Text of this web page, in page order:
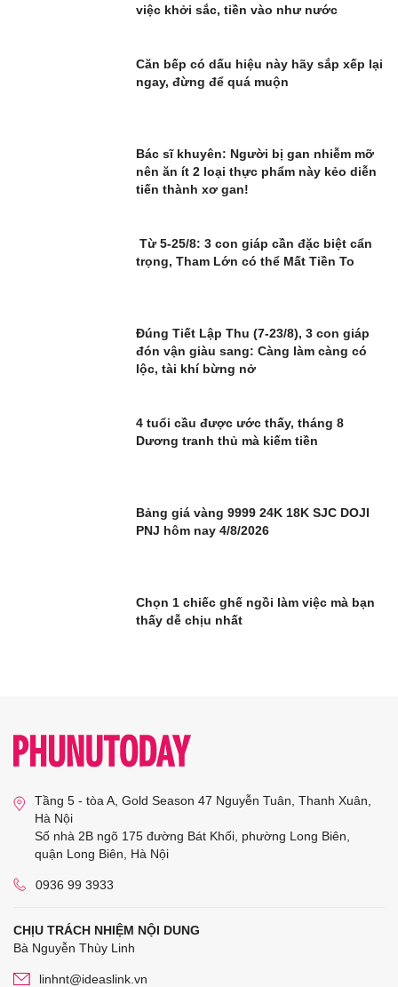
việc khởi sắc, tiền vào như nước
Căn bếp có dấu hiệu này hãy sắp xếp lại
ngay, đừng để quá muộn
Bác sĩ khuyên: Người bị gan nhiễm mỡ
nên ăn ít 2 loại thực phẩm này kẻo diễn
tiến thành xơ gan!
Từ 5-25/8: 3 con giáp cần đặc biệt cẩn
trọng, Tham Lớn có thể Mất Tiền To
Đúng Tiết Lập Thu (7-23/8), 3 con giáp
đón vận giàu sang: Càng làm càng có
lộc, tài khí bừng nở
4 tuổi cầu được ước thấy, tháng 8
Dương tranh thủ mà kiếm tiền
Bảng giá vàng 9999 24K 18K SJC DOJI
PNJ hôm nay 4/8/2026
Chọn 1 chiếc ghế ngồi làm việc mà bạn
thấy dễ chịu nhất
Tầng 5 - tòa A, Gold Season 47 Nguyễn Tuân, Thanh Xuân,
Hà Nội
Số nhà 2B ngõ 175 đường Bát Khối, phường Long Biên,
quận Long Biên, Hà Nội
0936 99 3933
CHỊU TRÁCH NHIỆM NỘI DUNG
Bà Nguyễn Thùy Linh
linhnt@ideaslink.vn